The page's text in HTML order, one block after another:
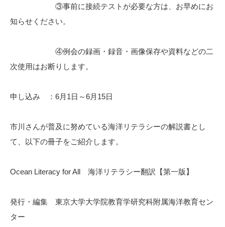
③事前に接続テストが必要な方は、お早めにお
知らせください。
④例会の録画・録音・画像保存や資料などの二
次使用はお断りします。
申し込み ：6月1日～6月15日
市川さんが普及に努めている海洋リテラシーの解説書とし
て、以下の冊子をご紹介します。
Ocean Literacy for All 海洋リテラシー翻訳【第一版】
発行・編集 東京大学大学院教育学研究科附属海洋教育セン
ター